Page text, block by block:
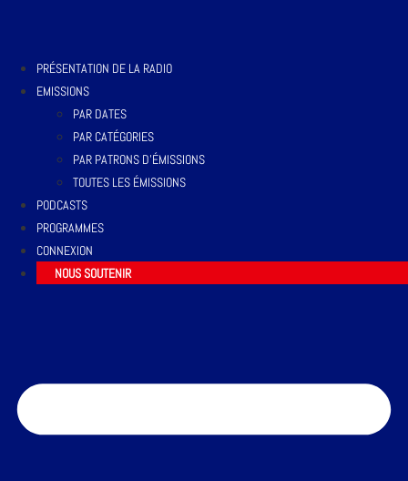
PRÉSENTATION DE LA RADIO
EMISSIONS
PAR DATES
PAR CATÉGORIES
PAR PATRONS D’ÉMISSIONS
TOUTES LES ÉMISSIONS
PODCASTS
PROGRAMMES
CONNEXION
NOUS SOUTENIR